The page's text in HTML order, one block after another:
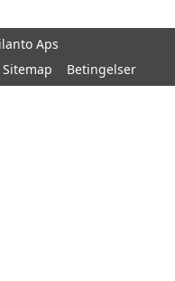
Aps
Sitemap Betingelser